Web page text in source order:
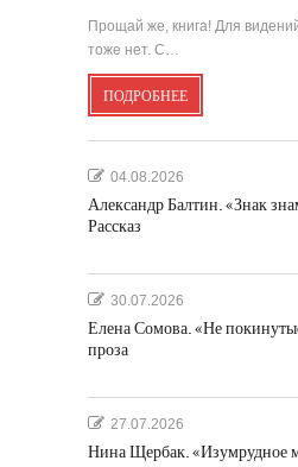
Прощай же, книга! Для
тоже нет. С…
ПОДРОБНЕЕ
04.08.2026
Александр Балтин. «Знак
Рассказ
30.07.2026
Елена Сомова. «Не
проза
27.07.2026
Нина Щербак. «Изумрудное